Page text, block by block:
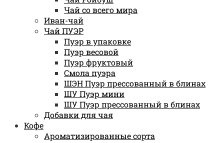
Чай со всего мира
Иван-чай
Чай ПУЭР
Пуэр в упаковке
Пуэр весовой
Пуэр фруктовый
Смола пуэра
ШЭН Пуэр прессованный в блинах
ШУ Пуэр мини
ШУ Пуэр прессованный в блинах
Добавки для чая
Кофе
Ароматизированные сорта